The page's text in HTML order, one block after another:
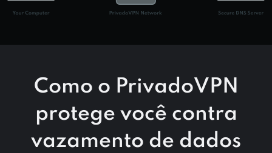
Como o PrivadoVPN
protege você contra
vazamento de dados